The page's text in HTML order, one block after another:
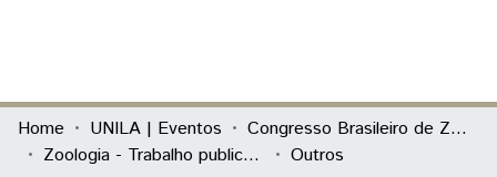
Communities & Collections
All of DSpace
Home UNILA | Eventos
Congresso Brasileiro de Zoologia
Zoologia - Trabalho publicado em Evento
Outros